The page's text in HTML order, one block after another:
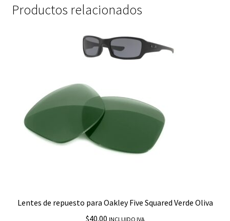
Productos relacionados
Lentes de repuesto para Oakley Five Squared Verde Oliva
$40.00 INCLUIDO IVA